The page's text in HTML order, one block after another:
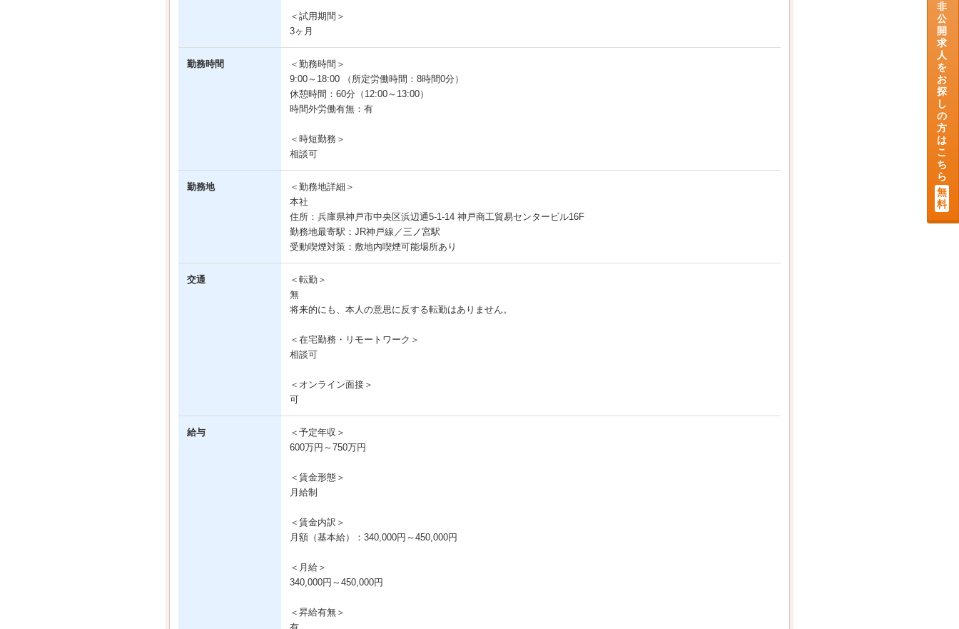
＜試用期間＞
3ヶ月
勤務時間
＜勤務時間＞
9:00～18:00 （所定労働時間：8時間0分）
休憩時間：60分（12:00～13:00）
時間外労働有無：有
＜時短勤務＞
相談可
勤務地
＜勤務地詳細＞
本社
住所：兵庫県神戸市中央区浜辺通5-1-14 神戸商工貿易センタービル16F
勤務地最寄駅：JR神戸線／三ノ宮駅
受動喫煙対策：敷地内喫煙可能場所あり
交通
＜転勤＞
無
将来的にも、本人の意思に反する転勤はありません。
＜在宅勤務・リモートワーク＞
相談可
＜オンライン面接＞
可
給与
＜予定年収＞
600万円～750万円
＜賃金形態＞
月給制
＜賃金内訳＞
月額（基本給）：340,000円～450,000円
＜月給＞
340,000円～450,000円
＜昇給有無＞
非
公
開
求
人
を
お
探
し
の
方
は
こ
ち
ら
無
料